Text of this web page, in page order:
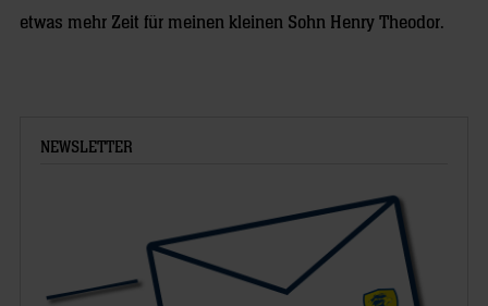
etwas mehr Zeit für meinen kleinen Sohn Henry Theodor.
NEWSLETTER